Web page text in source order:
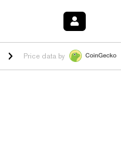
$1.038 1.80%HYPE $55.74 -
Price data by